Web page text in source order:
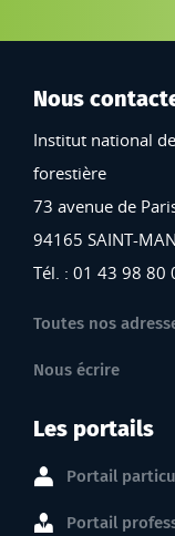
Nous
Institut national
forestière
73 avenue de
94165 SAINT-
Tél. : 01 43 98 80
Toutes nos
Nous écrire
Les portails
Portail
Portail